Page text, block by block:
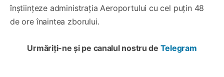
înștiințeze administrația Aeroportului cu cel puțin 48
de ore înaintea zborului.
Urmăriți-ne și pe canalul nostru de Telegram